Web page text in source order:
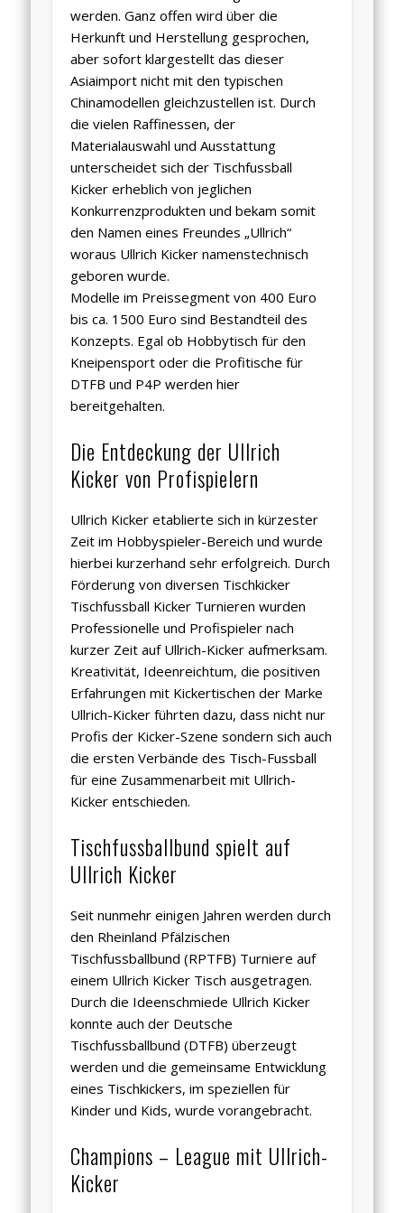
werden. Ganz offen wird über die
Herkunft und Herstellung gesprochen,
aber sofort klargestellt das dieser
Asiaimport nicht mit den typischen
Chinamodellen gleichzustellen ist. Durch
die vielen Raffinessen, der
Materialauswahl und Ausstattung
unterscheidet sich der Tischfussball
Kicker erheblich von jeglichen
Konkurrenzprodukten und bekam somit
den Namen eines Freundes „Ullrich“
woraus Ullrich Kicker namenstechnisch
geboren wurde.
Modelle im Preissegment von 400 Euro
bis ca. 1500 Euro sind Bestandteil des
Konzepts. Egal ob Hobbytisch für den
Kneipensport oder die Profitische für
DTFB und P4P werden hier
bereitgehalten.
Die Entdeckung der Ullrich
Kicker von Profispielern
Ullrich Kicker etablierte sich in kürzester
Zeit im Hobbyspieler-Bereich und wurde
hierbei kurzerhand sehr erfolgreich. Durch
Förderung von diversen Tischkicker
Tischfussball Kicker Turnieren wurden
Professionelle und Profispieler nach
kurzer Zeit auf Ullrich-Kicker aufmerksam.
Kreativität, Ideenreichtum, die positiven
Erfahrungen mit Kickertischen der Marke
Ullrich-Kicker führten dazu, dass nicht nur
Profis der Kicker-Szene sondern sich auch
die ersten Verbände des Tisch-Fussball
für eine Zusammenarbeit mit Ullrich-
Kicker entschieden.
Tischfussballbund spielt auf
Ullrich Kicker
Seit nunmehr einigen Jahren werden durch
den Rheinland Pfälzischen
Tischfussballbund (RPTFB) Turniere auf
einem Ullrich Kicker Tisch ausgetragen.
Durch die Ideenschmiede Ullrich Kicker
konnte auch der Deutsche
Tischfussballbund (DTFB) überzeugt
werden und die gemeinsame Entwicklung
eines Tischkickers, im speziellen für
Kinder und Kids, wurde vorangebracht.
Champions – League mit Ullrich-
Kicker